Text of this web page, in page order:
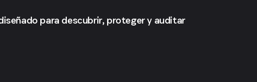
para descubrir, proteger y auditar